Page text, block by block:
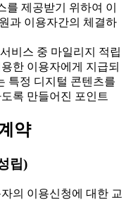
제공받기 위하여 이
과 이용자간의 체결하
비스 중 마일리지 적립
한 이용자에게 지급되
특정 디지털 콘텐츠를
록 만들어진 포인트
약
립)
의 이용신청에 대한 교